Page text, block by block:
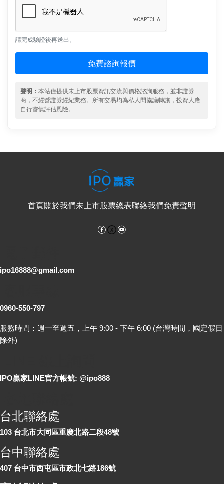
請完成驗證後再送出。
免費諮詢報價
聲明： 本站僅提供未上市股票資訊交流與價格諮詢服務，並非證券
商，不經營證券經紀業務。所有交易均為私人間協議轉讓，投資人應
自行審慎評估風險。
首頁關於我們未上市股票總表聯絡我們免責聲明
Facebook
ipo16888@gmail.com
0960-550-797
服務時間：週一至週五，上午 9:00 - 下午 6:00 (台灣時間，國定假日
除外)
IPO贏家LINE官方帳號: @ipo888
台北聯絡處
103 台北市大同區重慶北路二段48號
台中聯絡處
407 台中市西屯區市政北七路186號